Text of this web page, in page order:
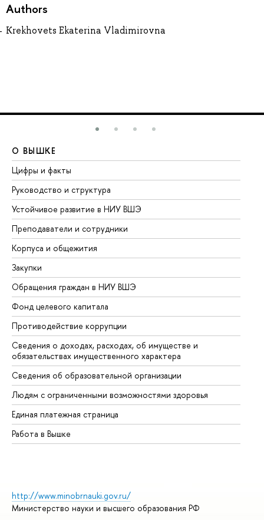
Authors
Krekhovets Ekaterina Vladimirovna
О ВЫШКЕ
Цифры и факты
Руководство и структура
Устойчивое развитие в НИУ ВШЭ
Преподаватели и сотрудники
Корпуса и общежития
Закупки
Обращения граждан в НИУ ВШЭ
Фонд целевого капитала
Противодействие коррупции
Сведения о доходах, расходах, об имуществе и
обязательствах имущественного характера
Сведения об образовательной организации
Людям с ограниченными возможностями здоровья
Единая платежная страница
Работа в Вышке
http://www.minobrnauki.gov.ru/
Министерство науки и высшего образования РФ